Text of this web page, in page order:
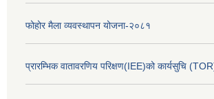
फोहोर मैला व्यवस्थापन योजना-२०८१
प्रारम्भिक वातावरणिय परिक्षण(IEE)को कार्यसुचि